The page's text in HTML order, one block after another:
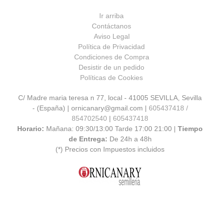
Ir arriba
Contáctanos
Aviso Legal
Política de Privacidad
Condiciones de Compra
Desistir de un pedido
Políticas de Cookies
C/ Madre maria teresa n 77, local - 41005 SEVILLA, Sevilla
- (España) | ornicanary@gmail.com | 605437418 /
854702540 | 605437418
Horario: Mañana: 09:30/13:00 Tarde 17:00 21:00 | Tiempo
de Entrega: De 24h a 48h
(*) Precios con Impuestos incluidos